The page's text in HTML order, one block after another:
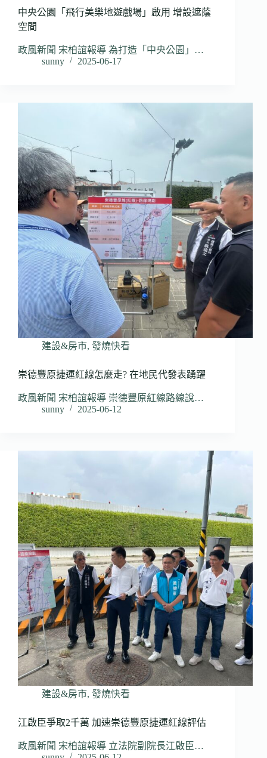
中央公園「飛行美樂地遊戲場」啟用 增設遮蔭
空間
政風新聞 宋柏誼報導 為打造「中央公園」…
sunny
2025-06-17
建設&房市, 發燒快看
崇德豐原捷運紅線怎麼走? 在地民代發表踴躍
政風新聞 宋柏誼報導 崇德豐原紅線路線說…
sunny
2025-06-12
建設&房市, 發燒快看
江啟臣爭取2千萬 加速崇德豐原捷運紅線評估
政風新聞 宋柏誼報導 立法院副院長江啟臣…